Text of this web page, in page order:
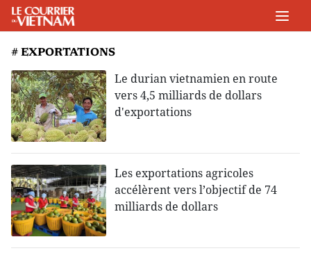
# EXPORTATIONS
Le durian vietnamien en route
vers 4,5 milliards de dollars
d'exportations
Les exportations agricoles
accélèrent vers l’objectif de 74
milliards de dollars